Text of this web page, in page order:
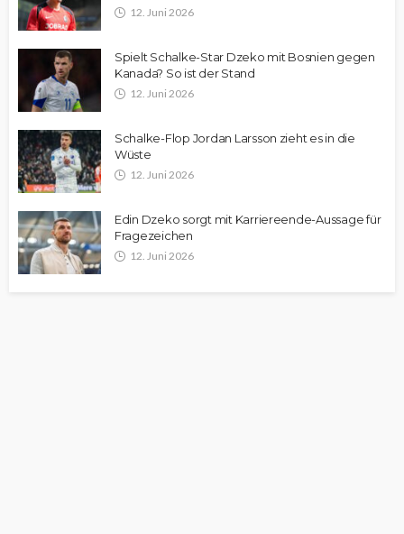
12. Juni 2026
Spielt Schalke-Star Dzeko mit Bosnien gegen
Kanada? So ist der Stand
12. Juni 2026
Schalke-Flop Jordan Larsson zieht es in die
Wüste
12. Juni 2026
Edin Dzeko sorgt mit Karriereende-Aussage für
Fragezeichen
12. Juni 2026